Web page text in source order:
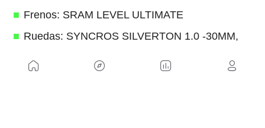
Frenos: SRAM LEVEL ULTIMATE
Ruedas: SYNCROS SILVERTON 1.0 -30MM,
Neumáticos: MAXXIS ASPEN 29x2.40WT